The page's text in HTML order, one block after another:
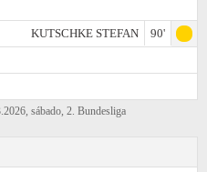
KUTSCHKE STEFAN
90'
sábado, 2. Bundesliga